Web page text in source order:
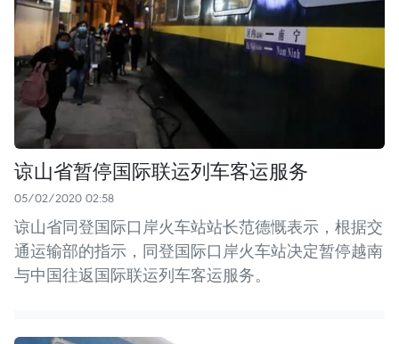
谅山省暂停国际联运列车客运服务
05/02/2020 02:58
谅山省同登国际口岸火车站站长范德慨表示，根据交
通运输部的指示，同登国际口岸火车站决定暂停越南
与中国往返国际联运列车客运服务。